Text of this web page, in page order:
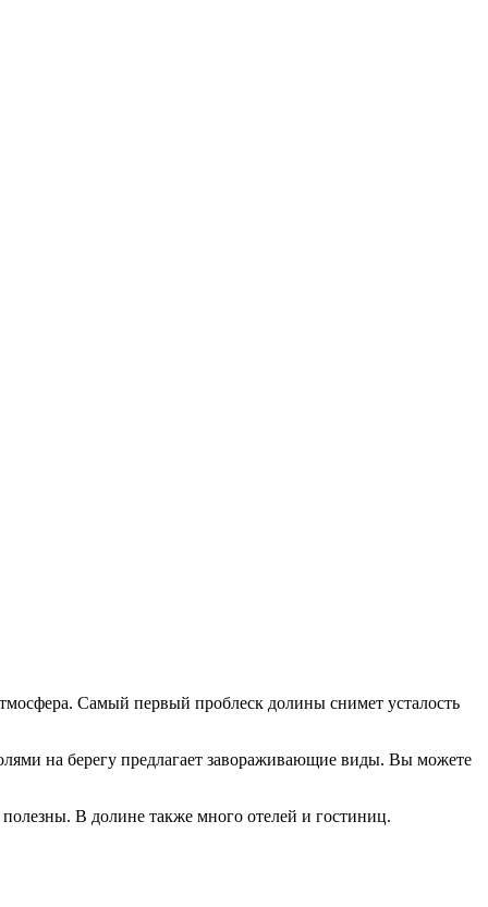
Самый первый проблеск долины снимет усталость
на берегу предлагает завораживающие виды. Вы можете
В долине также много отелей и гостиниц.